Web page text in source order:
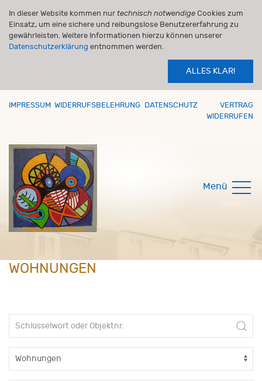
In dieser Website kommen nur technisch notwendige Cookies zum
Einsatz, um eine sichere und reibungslose Benutzererfahrung zu
gewährleisten. Weitere Informationen hierzu können unserer
Datenschutzerklärung entnommen werden.
ALLES KLAR!
IMPRESSUM WIDERRUFSBELEHRUNG DATENSCHUTZ
VERTRAG
WIDERRUFEN
Menü
WOHNUNGEN